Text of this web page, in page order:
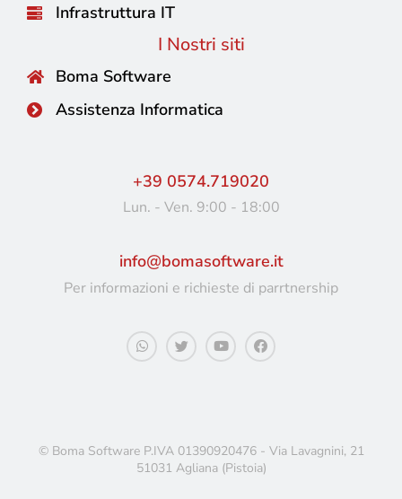
Infrastruttura IT
I Nostri siti
Boma Software
Assistenza Informatica
+39 0574.719020
Lun. - Ven. 9:00 - 18:00
info@bomasoftware.it
Per informazioni e richieste di parrtnership
© Boma Software P.IVA 01390920476 - Via Lavagnini, 21
51031 Agliana (Pistoia)